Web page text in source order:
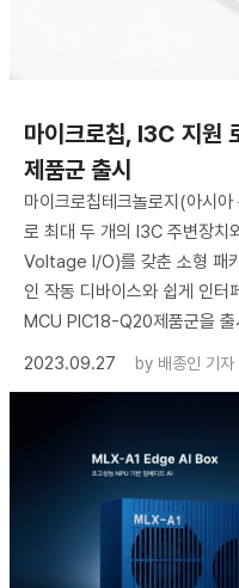
마이크로칩, I3C 지
제품군 출시
마이크로칩테크놀로지(아시
로 최대 두 개의 I3C 주변장
Voltage I/O)를 갖춘 소형 패
인 작동 디바이스와 쉽게 인
MCU PIC18-Q20제품군을 출
2023.09.27
by 배종인 기자